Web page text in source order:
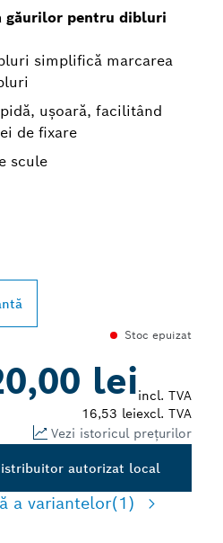
găurilor pentru dibluri
simplifică marcarea
ușoară, facilitând
de fixare
scule
Stoc epuizat
leiincl. TVA
16,53 leiexcl. TVA
Vezi istoricul prețurilor
autorizat local
a variantelor(1)